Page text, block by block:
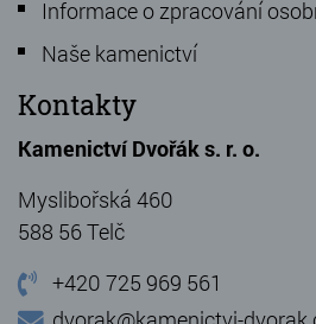
Informace o zpracování
Naše kamenictví
Kontakty
Kamenictví Dvořák s. r. o.
Myslibořská 460
588 56 Telč
+420 725 969 561